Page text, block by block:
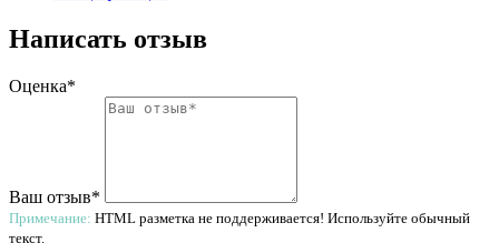
Написать отзыв
Оценка*
Ваш отзыв*
Примечание: HTML разметка не поддерживается! Используйте обычный
текст.